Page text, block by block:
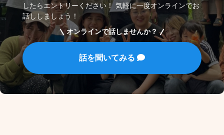
したらエントリーください！ 気軽に一度オンラインでお
話ししましょう！
オンラインで話しませんか？
話を聞いてみる